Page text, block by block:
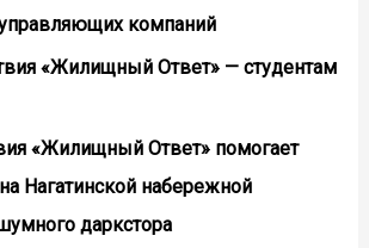
компаний
«Жилищный Ответ» — студентам
«Жилищный Ответ» помогает
Нагатинской набережной
даркстора